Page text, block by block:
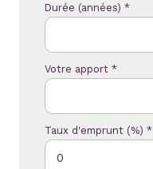
Durée (années) *
Votre apport *
Taux d'emprunt (%) *